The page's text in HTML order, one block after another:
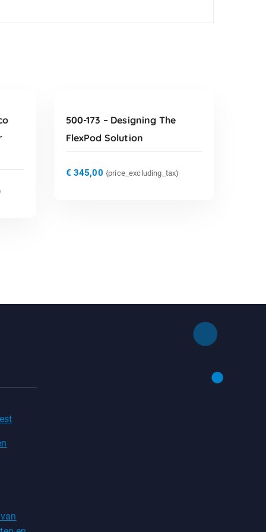
500-173 – Designing The
FlexPod Solution
€ 345,00 {price_excluding_tax)